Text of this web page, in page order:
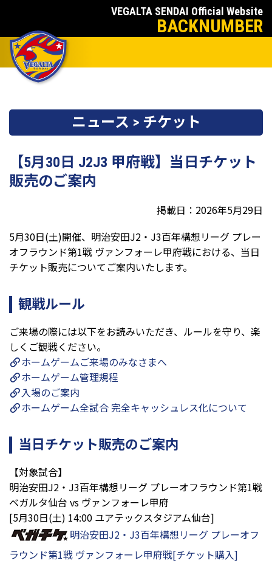
VEGALTA SENDAI Official Website
BACKNUMBER
ニュース > チケット
【5月30日 J2J3 甲府戦】当日チケット
販売のご案内
掲載日：2026年5月29日
5月30日(土)開催、明治安田J2・J3百年構想リーグ プレー
オフラウンド第1戦 ヴァンフォーレ甲府戦における、 当日
チケット販売についてご案内いたします。
観戦ルール
ご来場の際には以下をお読みいただき、ルールを守り、楽
しくご観戦ください。
ホームゲームご来場のみなさまへ
ホームゲーム管理規程
入場のご案内
ホームゲーム全試合 完全キャッシュレス化について
当日チケット販売のご案内
【対象試合】
明治安田J2・J3百年構想リーグ プレーオフラウンド第1戦
ベガルタ仙台 vs ヴァンフォーレ甲府
[5月30日(土) 14:00 ユアテックスタジアム仙台]
明治安田J2・J3百年構想リーグ プレーオフ
ラウンド第1戦 ヴァンフォーレ甲府戦[チケット購入]